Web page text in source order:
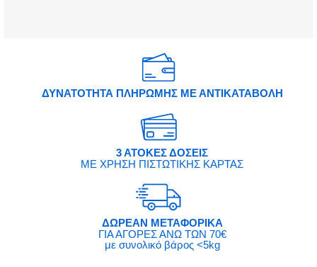
ΔΥΝΑΤΟΤΗΤΑ ΠΛΗΡΩΜΗΣ ΜΕ ΑΝΤΙΚΑΤΑΒΟΛΗ
3 ΑΤΟΚΕΣ ΔΟΣΕΙΣ
ΜΕ ΧΡΗΣΗ ΠΙΣΤΩΤΙΚΗΣ ΚΑΡΤΑΣ
ΔΩΡΕΑΝ ΜΕΤΑΦΟΡΙΚΑ
ΓΙΑ ΑΓΟΡΕΣ ΑΝΩ ΤΩΝ 70€
με συνολικό βάρος <5kg